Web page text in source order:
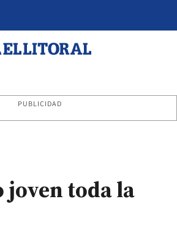
PUBLICIDAD
joven toda la